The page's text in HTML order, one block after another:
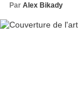
Par Alex Bikady